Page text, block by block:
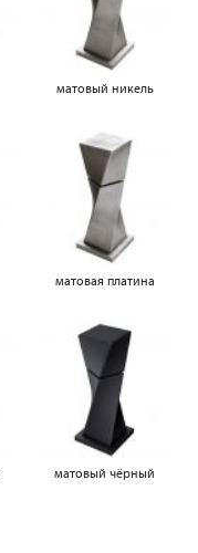
матовый никель
матовая платина
матовый чёрный